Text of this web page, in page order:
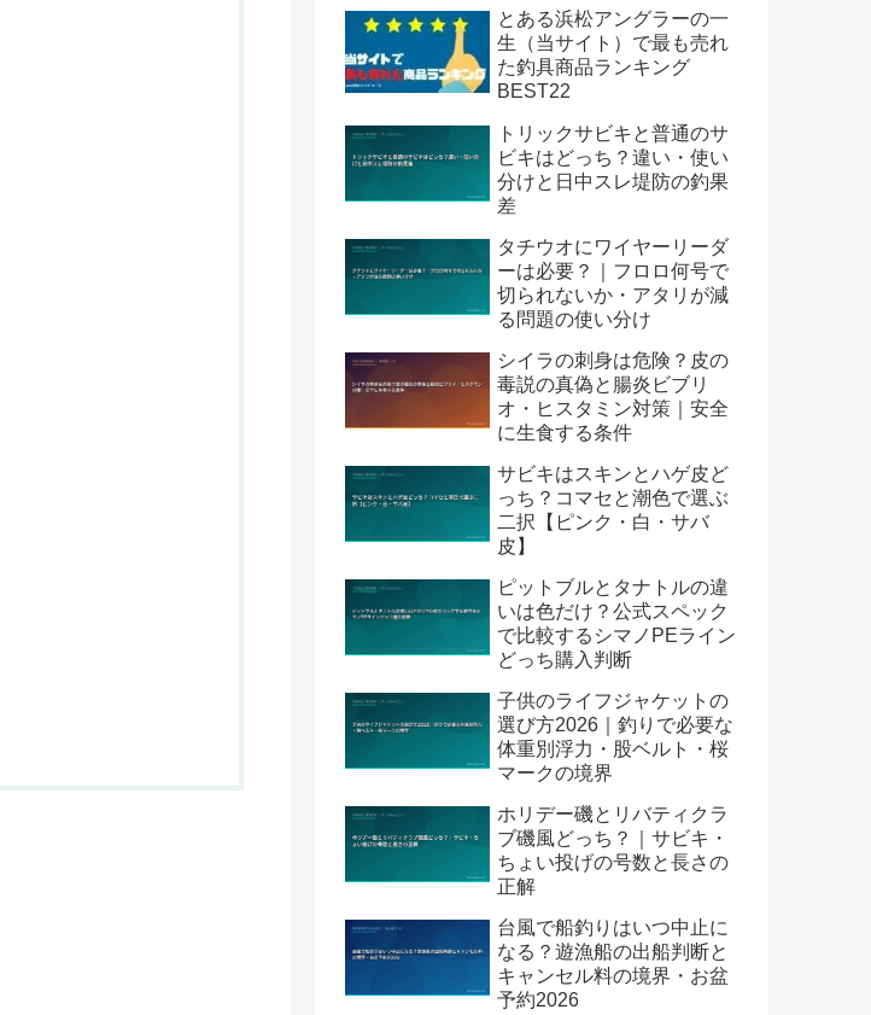
とある浜松アングラーの一
生（当サイト）で最も売れ
た釣具商品ランキング
BEST22
トリックサビキと普通のサ
ビキはどっち？違い・使い
分けと日中スレ堤防の釣果
差
タチウオにワイヤーリーダ
ーは必要？｜フロロ何号で
切られないか・アタリが減
る問題の使い分け
シイラの刺身は危険？皮の
毒説の真偽と腸炎ビブリ
オ・ヒスタミン対策｜安全
に生食する条件
サビキはスキンとハゲ皮ど
っち？コマセと潮色で選ぶ
二択【ピンク・白・サバ
皮】
ピットブルとタナトルの違
いは色だけ？公式スペック
で比較するシマノPEライン
どっち購入判断
子供のライフジャケットの
選び方2026｜釣りで必要な
体重別浮力・股ベルト・桜
マークの境界
ホリデー磯とリバティクラ
ブ磯風どっち？｜サビキ・
ちょい投げの号数と長さの
正解
台風で船釣りはいつ中止に
なる？遊漁船の出船判断と
キャンセル料の境界・お盆
予約2026